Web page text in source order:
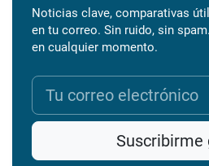
Noticias clave, comparativas
en tu correo. Sin ruido, sin
en cualquier momento.
Suscribirme